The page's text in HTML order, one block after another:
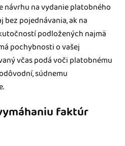
návrhu na vydanie platobného
pojednávania, ak na
podložených najmä
pochybnosti o vašej
včas podá voči platobnému
súdnemu
faktúr